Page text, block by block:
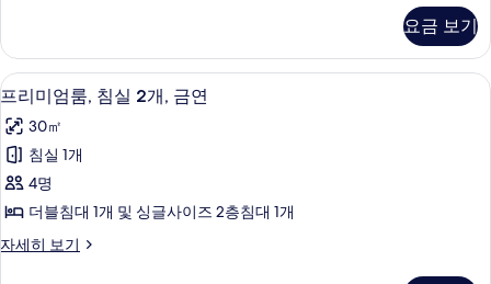
진
모
두
보
기
더
블
룸
세
히
보
기
요금 보기
프
리
미
엄
룸,
실
프리미엄룸, 침실 2개, 금연 | 침대 시트
6
프리미엄룸, 침실 2개, 금연
30㎡
침실 1개
4명
더블침대 1개 및 싱글사이즈 2층침대 1개
자세히 보기
프